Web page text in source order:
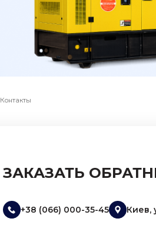
Контакты
ЗАКАЗАТЬ
+38 (066) 000-35-45 Киев,